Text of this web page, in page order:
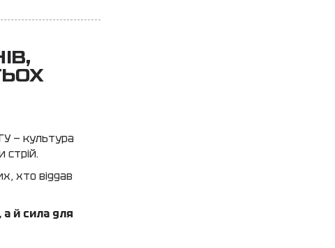
— культура
стрій.
хто віддав
й сила для